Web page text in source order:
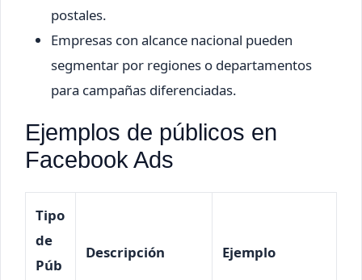
postales.
Empresas con alcance nacional pueden
segmentar por regiones o departamentos
para campañas diferenciadas.
Ejemplos de públicos en
Facebook Ads
Tipo
de
Púb
Descripción Ejemplo